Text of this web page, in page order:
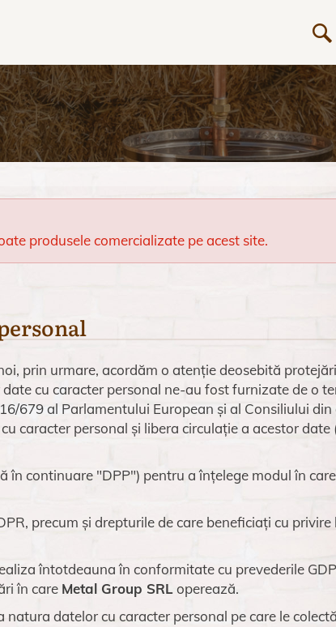
produsele comercializate pe acest site.
prin urmare, acordăm o atenție deosebită
date cu caracter personal ne-au fost furnizate de o
679 al Parlamentului European și al Consiliului
caracter personal și libera circulație a acestor date
continuare "DPP") pentru a înțelege modul în
precum și drepturile de care beneficiați cu
întotdeauna în conformitate cu prevederile
în care Metal Group SRL operează.
datelor cu caracter personal pe care le